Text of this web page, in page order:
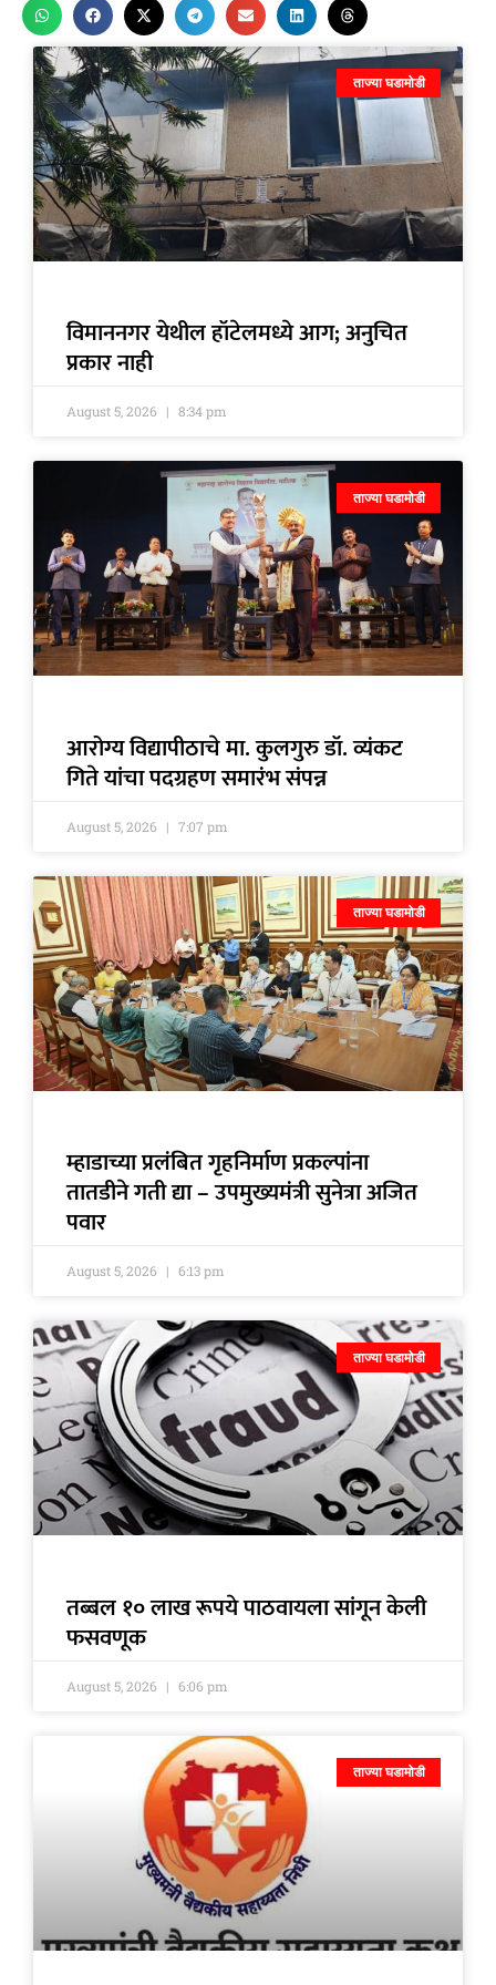
ताज्या घडामोडी
विमाननगर येथील हॉटेलमध्ये आग; अनुचित
प्रकार नाही
August 5, 2026 8:34 pm
ताज्या घडामोडी
आरोग्य विद्यापीठाचे मा. कुलगुरु डॉ. व्यंकट
गिते यांचा पदग्रहण समारंभ संपन्न
August 5, 2026 7:07 pm
ताज्या घडामोडी
म्हाडाच्या प्रलंबित गृहनिर्माण प्रकल्पांना
तातडीने गती द्या – उपमुख्यमंत्री सुनेत्रा अजित
पवार
August 5, 2026 6:13 pm
ताज्या घडामोडी
तब्बल १० लाख रूपये पाठवायला सांगून केली
फसवणूक
August 5, 2026 6:06 pm
ताज्या घडामोडी